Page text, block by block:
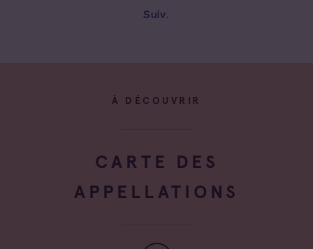
Suiv.
À DÉCOUVRIR
CARTE DES
APPELLATIONS